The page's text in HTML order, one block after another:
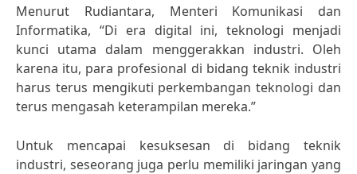
Menurut Rudiantara, Menteri Komunikasi dan
Informatika, “Di era digital ini, teknologi menjadi
kunci utama dalam menggerakkan industri. Oleh
karena itu, para profesional di bidang teknik industri
harus terus mengikuti perkembangan teknologi dan
terus mengasah keterampilan mereka.”
Untuk mencapai kesuksesan di bidang teknik
industri, seseorang juga perlu memiliki jaringan yang